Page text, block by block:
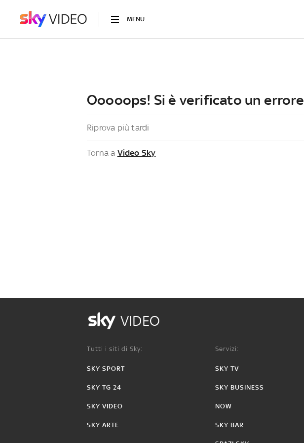
MENU
Ooooops! Si è verificato un errore
Riprova più tardi
Torna a Video Sky
VIDEO
Tutti i siti di Sky:
SKY SPORT
SKY TG 24
SKY VIDEO
SKY ARTE
Servizi:
SKY TV
SKY BUSINESS
NOW
SKY BAR